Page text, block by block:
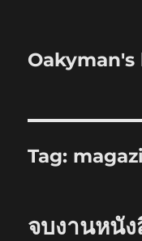
Oakyman's
Tag:
จบงานหนัง